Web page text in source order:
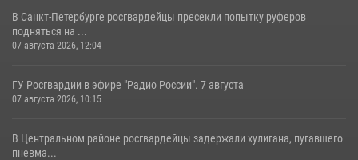
В Санкт-Петербурге росгвардейцы пресекли попытку руферов
подняться на ...
07 августа 2026, 12:04
ГУ Росгвардии в эфире "Радио России". 7 августа
07 августа 2026, 10:15
В Центральном районе росгвардейцы задержали хулигана, пугавшего
пневма...